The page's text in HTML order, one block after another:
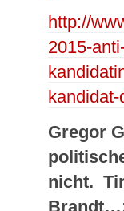
http://
2015-
Gregor
nicht.